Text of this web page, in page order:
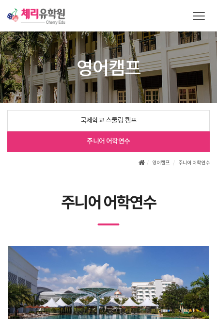
T
g
g
l
a
i
o
영어캠프
국제학교 스쿨링 캠프
주니어 어학연수
영어캠프 주니어 어학연수
주니어 어학연수